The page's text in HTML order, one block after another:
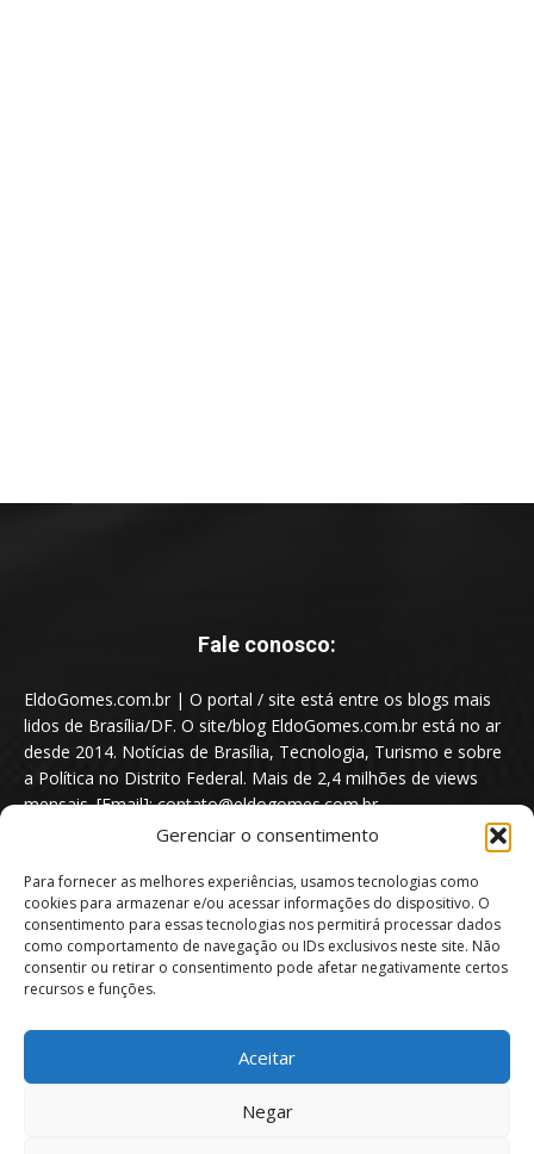
Gerenciar o consentimento
Para fornecer as melhores experiências, usamos tecnologias como
cookies para armazenar e/ou acessar informações do dispositivo. O
consentimento para essas tecnologias nos permitirá processar dados
como comportamento de navegação ou IDs exclusivos neste site. Não
consentir ou retirar o consentimento pode afetar negativamente certos
recursos e funções.
Aceitar
Negar
Fale conosco:
EldoGomes.com.br | O portal / site está entre os blogs mais
lidos de Brasília/DF. O site/blog EldoGomes.com.br está no ar
desde 2014. Notícias de Brasília, Tecnologia, Turismo e sobre
a Política no Distrito Federal. Mais de 2,4 milhões de views
mensais. [Email]: contato@eldogomes.com.br
Portal EldoGomes.com.br | Entre os Blogs mais lidos de Brasília/DF. |